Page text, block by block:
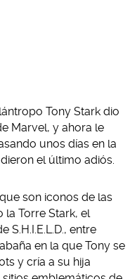
Tony Stark dio
Marvel, y ahora le
unos días en la
el último adiós.
son iconos de las
la Torre Stark, el
S.H.I.E.L.D., entre
en la que Tony se
y cría a su hija